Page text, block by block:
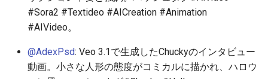
2026-05-17
2026-05-16
2026-05-15
2025-11-01
2025-10-31
2025-10-30
2026-05-17
2026-05-16
2026-05-15
2025-11-01
2025-10-31
2025-10-30
2026-05-14
2026-05-13
2026-05-12
2025-11-01
2025-10-31
2025-10-30
2026-05-13
2026-05-12
2026-05-11
#Sora2 #Textideo #AICreation #Animation
#AIVideo。
@AdexPsd: Veo 3.1で生成したChuckyのインタビュー
動画。小さな人形の態度がコミカルに描かれ、ハロウ